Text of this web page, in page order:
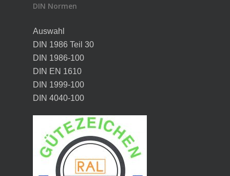
DIN Normen
Auswahl
DIN 1986 Teil 30
DIN 1986-100
DIN EN 1610
DIN 1999-100
DIN 4040-100